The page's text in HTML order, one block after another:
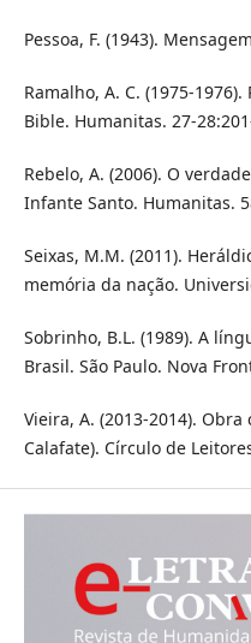
Pessoa, F. (1943).
Ramalho, A. C. (1975-
Bible. Humanitas. 27-
Rebelo, A. (2006). O
Infante Santo. Humanitas.
Seixas, M.M. (2011).
memória da nação.
Sobrinho, B.L. (1989). A
Brasil. São Paulo. Nova
Vieira, A. (2013-2014). Obra
Calafate). Círculo de